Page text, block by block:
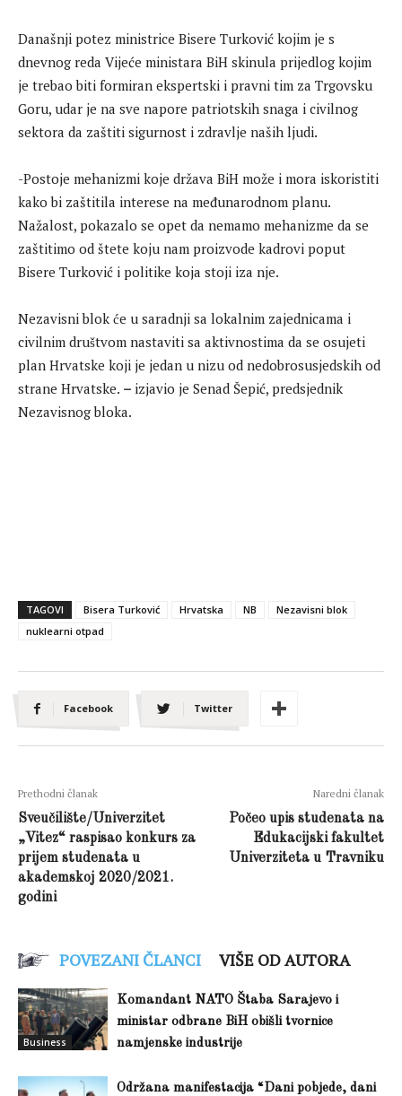
Današnji potez ministrice Bisere Turković kojim je s
dnevnog reda Vijeće ministara BiH skinula prijedlog kojim
je trebao biti formiran ekspertski i pravni tim za Trgovsku
Goru, udar je na sve napore patriotskih snaga i civilnog
sektora da zaštiti sigurnost i zdravlje naših ljudi.
-Postoje mehanizmi koje država BiH može i mora iskoristiti
kako bi zaštitila interese na međunarodnom planu.
Nažalost, pokazalo se opet da nemamo mehanizme da se
zaštitimo od štete koju nam proizvode kadrovi poput
Bisere Turković i politike koja stoji iza nje.
Nezavisni blok će u saradnji sa lokalnim zajednicama i
civilnim društvom nastaviti sa aktivnostima da se osujeti
plan Hrvatske koji je jedan u nizu od nedobrosusjedskih od
strane Hrvatske. – izjavio je Senad Šepić, predsjednik
Nezavisnog bloka.
TAGOVI Bisera Turković Hrvatska NB
Nezavisni blok
nuklearni otpad
Facebook Twitter
Prethodni članak
Sveučilište/Univerzitet
„Vitez“ raspisao konkurs za
prijem studenata u
akademskoj 2020/2021.
godini
Naredni članak
Počeo upis studenata na
Edukacijski fakultet
Univerziteta u Travniku
POVEZANI ČLANCI VIŠE OD AUTORA
Business
Komandant NATO Štaba Sarajevo i
ministar odbrane BiH obišli tvornice
namjenske industrije
Održana manifestacija “Dani pobjede, dani